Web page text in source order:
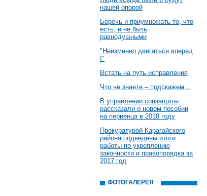
нашей опорой
Беречь и приумножать то, что
есть, и не быть
равнодушными
"Неизменно двигаться вперед
!"
Встать на путь исправления
Что не знаете – подскажем…
В управлении соцзащиты
рассказали о новом пособии
на первенца в 2018 году
Прокуратурой Карагайского
района подведены итоги
работы по укреплению
законности и правопорядка за
2017 год
ФОТОГАЛЕРЕЯ